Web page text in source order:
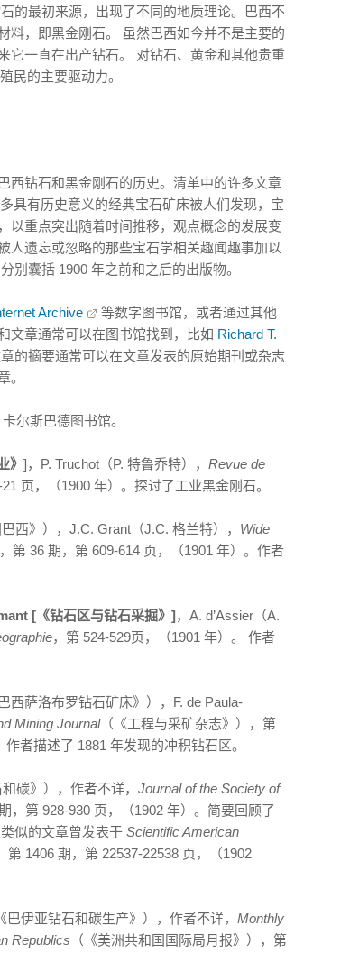
的最初来源，出现了不同的地质理论。巴西不
料，即黑金刚石。 虽然巴西如今并不是主要的
它一直在出产钻石。 对钻石、黄金和其他贵重
民的主要驱动力。
西钻石和黑金刚石的历史。清单中的许多文章
具有历史意义的经典宝石矿床被人们发现，宝
以重点突出随着时间推移，观点概念的发展变
人遗忘或忽略的那些宝石学相关趣闻趣事加以
别囊括 1900 年之前和之后的出版物。
Archive
等数字图书馆，或者通过其他
文章通常可以在图书馆找到，比如 Richard T.
的摘要通常可以在文章发表的原始期刊或杂志
。
尔斯巴德图书馆。
》 ]，P. Truchot（P. 特鲁乔特）， Revue de
页，（1900 年）。探讨了工业黑金刚石。
巴西》），J.C. Grant（J.C. 格兰特）， Wide
第 36 期，第 609-614 页，（1901 年）。作者
[《钻石区与钻石采掘》]，A. d’Assier（A.
，第 524-529页，（1901 年）。 作者
巴西萨洛布罗钻石矿床》），F. de Paula-
Mining Journal（《工程与采矿杂志》），第
者描述了 1881 年发现的冲积钻石区。
和碳》），作者不详， Journal of the Society of
，第 928-930 页，（1902 年）。简要回顾了
似的文章曾发表于 Scientific American
1406 期，第 22537-22538 页，（1902
巴伊亚钻石和碳生产》），作者不详， Monthly
Republics （《美洲共和国国际局月报》），第